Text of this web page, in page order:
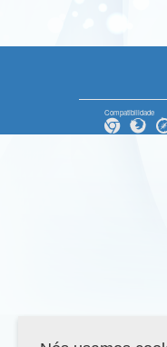
Compatibilidade